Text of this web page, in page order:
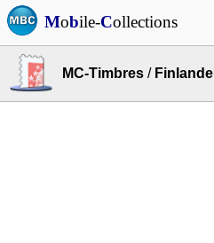
Mobile-Collections
MC-Timbres / Finlande